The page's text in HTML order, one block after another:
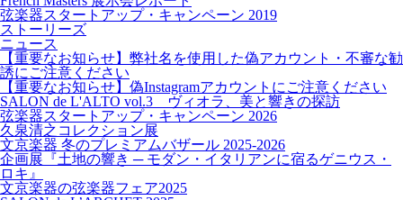
弦楽器スタートアップ・キャンペーン 2019
ストーリーズ
ニュース
【重要なお知らせ】弊社名を使用した偽アカウント・不審な勧
誘にご注意ください
【重要なお知らせ】偽Instagramアカウントにご注意ください
SALON de L'ALTO vol.3 ヴィオラ、美と響きの探訪
弦楽器スタートアップ・キャンペーン 2026
久泉清之コレクション展
文京楽器 冬のプレミアムバザール 2025-2026
企画展『土地の響き ─ モダン・イタリアンに宿るゲニウス・
ロキ』
文京楽器の弦楽器フェア2025